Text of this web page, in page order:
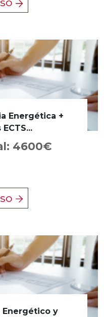
Energética +
4600€
Energético y